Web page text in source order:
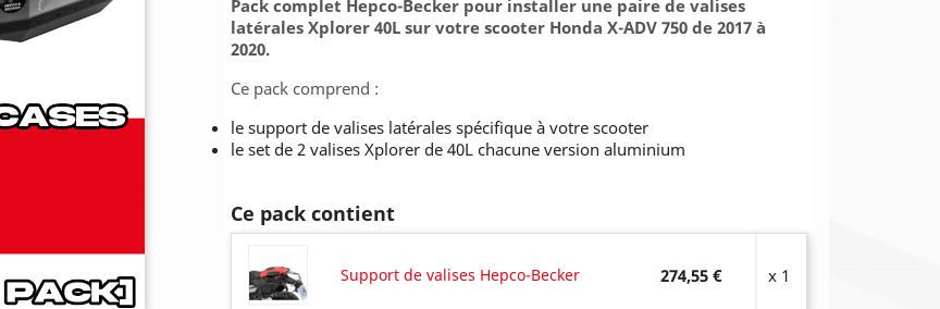
Pack complet Hepco-Becker pour installer une paire de valises
latérales Xplorer 40L sur votre scooter Honda X-ADV 750 de 2017 à
2020.
Ce pack comprend :
le support de valises latérales spécifique à votre scooter
le set de 2 valises Xplorer de 40L chacune version aluminium
Ce pack contient
Support de valises Hepco-Becker 274,55 € x 1